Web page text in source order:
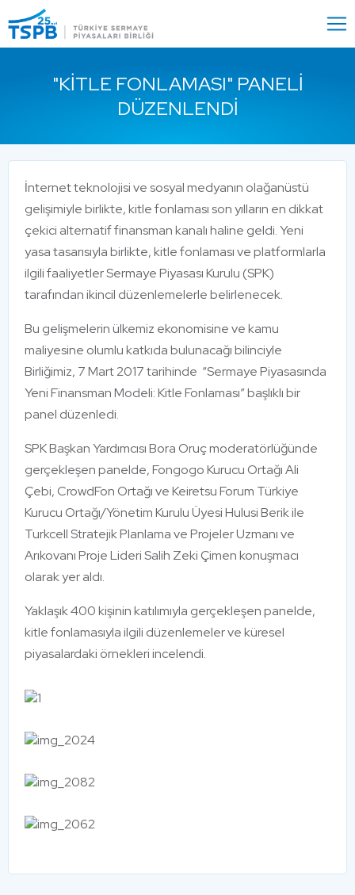
Close
"KITLE FONLAMASI" PANELI
DÜZENLENDI
İnternet teknolojisi ve sosyal medyanın olağanüstü
gelişimiyle birlikte, kitle fonlaması son yılların en dikkat
çekici alternatif finansman kanalı haline geldi. Yeni
yasa tasarısıyla birlikte, kitle fonlaması ve platformlarla
ilgili faaliyetler Sermaye Piyasası Kurulu (SPK)
tarafından ikincil düzenlemelerle belirlenecek.
Bu gelişmelerin ülkemiz ekonomisine ve kamu
maliyesine olumlu katkıda bulunacağı bilinciyle
Birliğimiz, 7 Mart 2017 tarihinde “Sermaye Piyasasında
Yeni Finansman Modeli: Kitle Fonlaması” başlıklı bir
panel düzenledi.
SPK Başkan Yardımcısı Bora Oruç moderatörlüğünde
gerçekleşen panelde, Fongogo Kurucu Ortağı Ali
Çebi, CrowdFon Ortağı ve Keiretsu Forum Türkiye
Kurucu Ortağı/Yönetim Kurulu Üyesi Hulusi Berik ile
Turkcell Stratejik Planlama ve Projeler Uzmanı ve
Arıkovanı Proje Lideri Salih Zeki Çimen konuşmacı
olarak yer aldı.
Yaklaşık 400 kişinin katılımıyla gerçekleşen panelde,
kitle fonlamasıyla ilgili düzenlemeler ve küresel
piyasalardaki örnekleri incelendi.